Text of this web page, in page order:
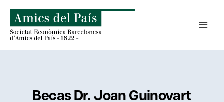
contenido
Becas Dr. Joan Guinovart